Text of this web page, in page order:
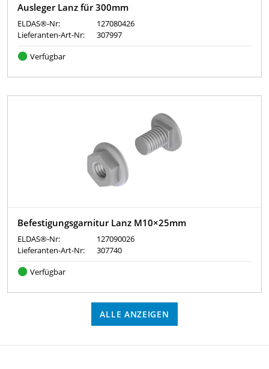
Ausleger Lanz für 300mm
ELDAS®-Nr:
127080426
Lieferanten-Art-Nr:
307997
Verfügbar
Befestigungsgarnitur Lanz M10×25mm
ELDAS®-Nr:
127090026
Lieferanten-Art-Nr:
307740
Verfügbar
ALLE ANZEIGEN